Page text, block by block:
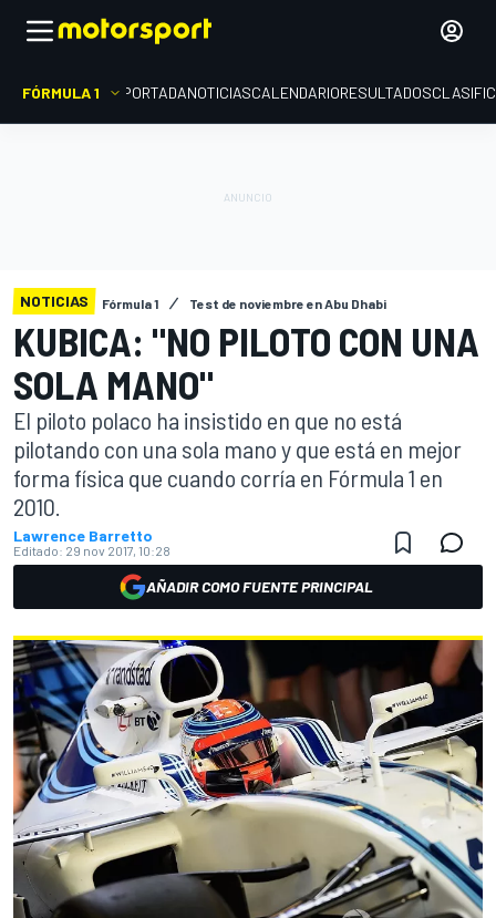
FÓRMULA 1 PORTADANOTICIASCALENDARIORESULTADOS
NOTICIAS Fórmula 1 Test de noviembre en Abu Dhabi
KUBICA: "NO PILOTO CON UNA
SOLA MANO"
El piloto polaco ha insistido en que no está
pilotando con una sola mano y que está en mejor
forma física que cuando corría en Fórmula 1 en
2010.
Lawrence Barretto
Editado: 29 nov 2017, 10:28
AÑADIR COMO FUENTE PRINCIPAL